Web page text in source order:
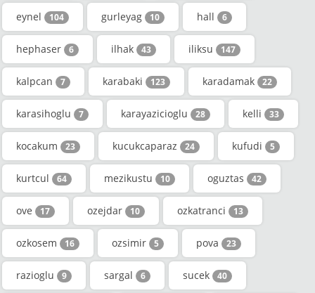
eynel 104 gurleyag 10 hall 6
hephaser 6 ilhak 43 iliksu 147
kalpcan 7 karabaki 123 karadamak 22
karasihoglu 7 karayazicioglu 28 kelli 33
kocakum 23 kucukcaparaz 24 kufudi 5
kurtcul 64 mezikustu 10 oguztas 42
ove 17 ozejdar 10 ozkatranci 13
ozkosem 16 ozsimir 5 pova 23
razioglu 9 sargal 6 sucek 40